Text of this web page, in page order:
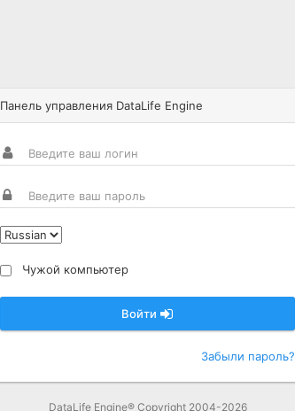
Панель управления DataLife Engine
Чужой компьютер
Войти
Забыли пароль?
DataLife Engine® Copyright 2004-2026